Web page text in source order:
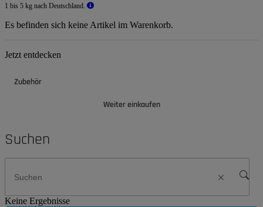
1 bis 5 kg nach Deutschland.
Es befinden sich keine Artikel im Warenkorb.
Jetzt entdecken
Zubehör
Weiter einkaufen
Suchen
Keine Ergebnisse